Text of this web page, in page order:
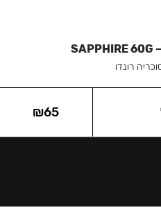
SAPPHIRE 60G
רונדו
₪65